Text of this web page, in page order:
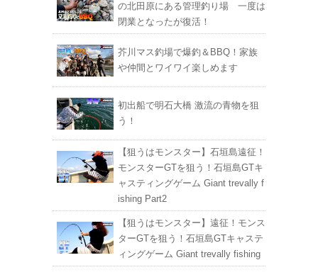
の北田原にある管理釣り場 一度は
閉業となったが復活！
芥川マス釣場で爆釣＆BBQ！家族
や仲間とワイワイ楽しめます
初出船で明石大橋 激流の青物を狙
う！
【狙うはモンスター】石垣島遠征！
モンスターGTを狙う！石垣島GTキ
ャスティングゲーム Giant trevally f
ishing Part2
【狙うはモンスター】遠征！モンス
ターGTを狙う！石垣島GTキャステ
ィングゲーム Giant trevally fishing